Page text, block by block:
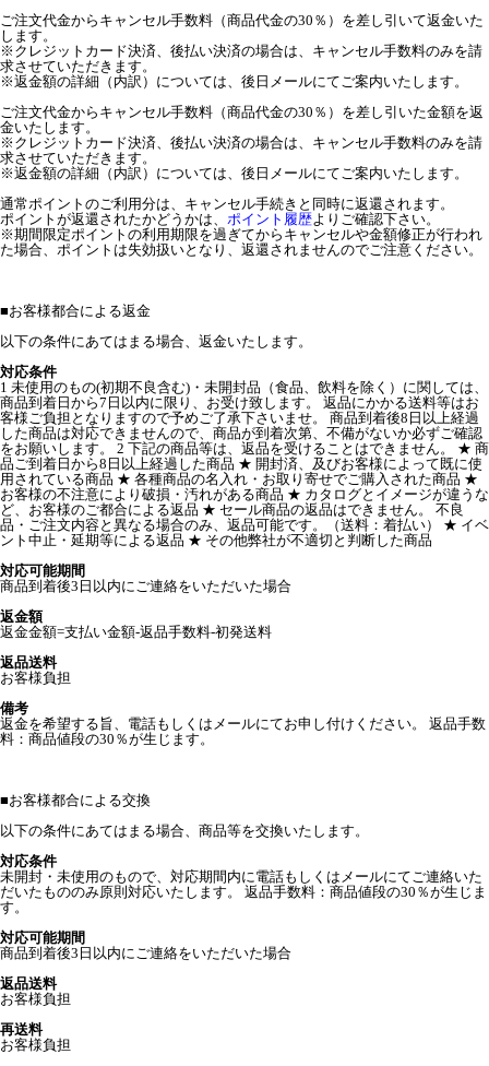
ご注文代金からキャンセル手数料（商品代金の30％）を差し引いて返金いた
します。
※クレジットカード決済、後払い決済の場合は、キャンセル手数料のみを請
求させていただきます。
※返金額の詳細（内訳）については、後日メールにてご案内いたします。
ご注文代金からキャンセル手数料（商品代金の30％）を差し引いた金額を返
金いたします。
※クレジットカード決済、後払い決済の場合は、キャンセル手数料のみを請
求させていただきます。
※返金額の詳細（内訳）については、後日メールにてご案内いたします。
通常ポイントのご利用分は、キャンセル手続きと同時に返還されます。
ポイントが返還されたかどうかは、 ポイント履歴よりご確認下さい。
※期間限定ポイントの利用期限を過ぎてからキャンセルや金額修正が行われ
た場合、ポイントは失効扱いとなり、返還されませんのでご注意ください。
■お客様都合による返金
以下の条件にあてはまる場合、返金いたします。
対応条件
1 未使用のもの(初期不良含む)・未開封品（食品、飲料を除く）に関しては、
商品到着日から7日以内に限り、お受け致します。 返品にかかる送料等はお
客様ご負担となりますので予めご了承下さいませ。 商品到着後8日以上経過
した商品は対応できませんので、商品が到着次第、不備がないか必ずご確認
をお願いします。 2 下記の商品等は、返品を受けることはできません。 ★ 商
品ご到着日から8日以上経過した商品 ★ 開封済、及びお客様によって既に使
用されている商品 ★ 各種商品の名入れ・お取り寄せでご購入された商品 ★
お客様の不注意により破損・汚れがある商品 ★ カタログとイメージが違うな
ど、お客様のご都合による返品 ★ セール商品の返品はできません。 不良
品・ご注文内容と異なる場合のみ、返品可能です。（送料：着払い） ★ イベ
ント中止・延期等による返品 ★ その他弊社が不適切と判断した商品
対応可能期間
商品到着後3日以内にご連絡をいただいた場合
返金額
返金金額=支払い金額-返品手数料-初発送料
返品送料
お客様負担
備考
返金を希望する旨、電話もしくはメールにてお申し付けください。 返品手数
料：商品値段の30％が生じます。
■お客様都合による交換
以下の条件にあてはまる場合、商品等を交換いたします。
対応条件
未開封・未使用のもので、対応期間内に電話もしくはメールにてご連絡いた
だいたもののみ原則対応いたします。 返品手数料：商品値段の30％が生じま
す。
対応可能期間
商品到着後3日以内にご連絡をいただいた場合
返品送料
お客様負担
再送料
お客様負担